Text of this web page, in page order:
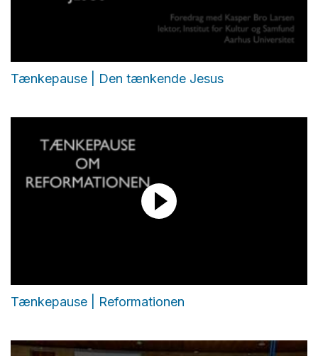
Tænkepause | Den tænkende Jesus
Tænkepause | Reformationen